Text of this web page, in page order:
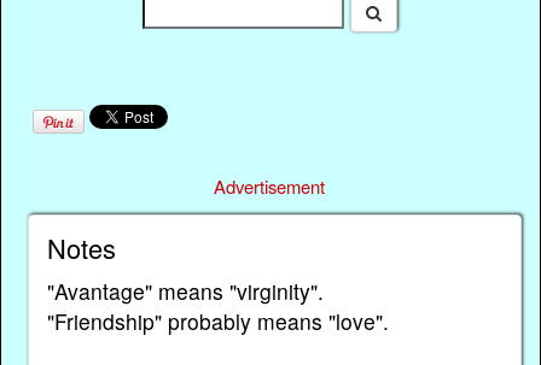
Advertisement
Notes
"Avantage" means "virginity".
"Friendship" probably means "love".